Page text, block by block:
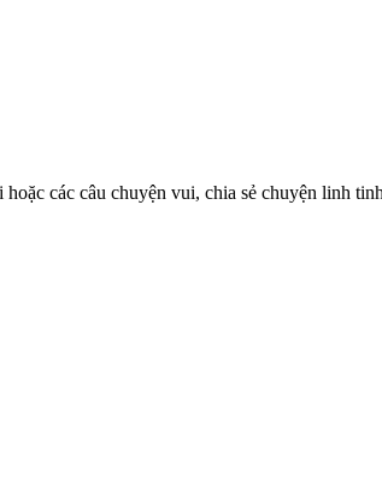
các câu chuyện vui, chia sẻ chuyện linh